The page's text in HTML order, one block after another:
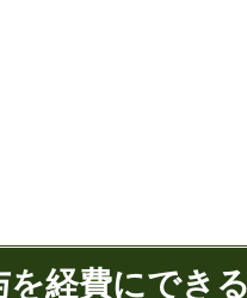
を経費にでき